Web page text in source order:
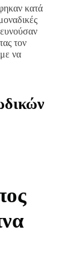
κατά
τον
να